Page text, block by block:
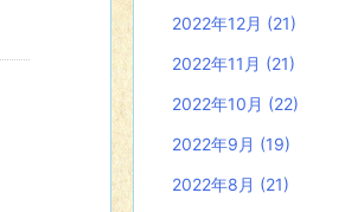
2022年12月 (21)
2022年11月 (21)
2022年10月 (22)
2022年9月 (19)
2022年8月 (21)